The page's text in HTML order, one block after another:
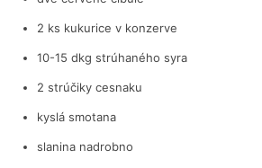
2 ks kukurice v konzerve
10-15 dkg strúhaného syra
2 strúčiky cesnaku
kyslá smotana
slanina nadrobno